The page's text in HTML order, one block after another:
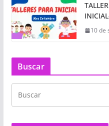
10 de
Buscar